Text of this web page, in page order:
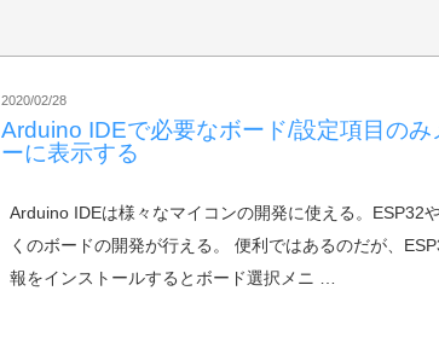
2020/02/28
Arduino IDEで必要なボード/設定項目のみ
ーに表示する
Arduino IDEは様々なマイコンの開発に使える。ESP32
くのボードの開発が行える。 便利ではあるのだが、
報をインストールするとボード選択メニ …